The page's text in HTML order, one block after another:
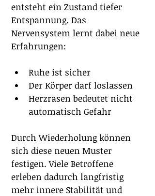
entsteht ein Zustand tiefer
Entspannung. Das
Nervensystem lernt dabei neue
Erfahrungen:
Ruhe ist sicher
Der Körper darf loslassen
Herzrasen bedeutet nicht
automatisch Gefahr
Durch Wiederholung können
sich diese neuen Muster
festigen. Viele Betroffene
erleben dadurch langfristig
mehr innere Stabilität und